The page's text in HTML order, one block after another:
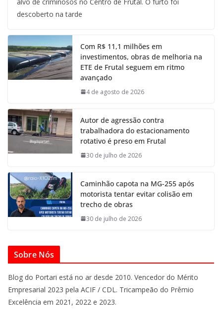
descoberto na tarde
Com R$ 11,1 milhões em
investimentos, obras de melhoria na
ETE de Frutal seguem em ritmo
avançado
4 de agosto de 2026
Autor de agressão contra
trabalhadora do estacionamento
rotativo é preso em Frutal
30 de julho de 2026
Caminhão capota na MG-255 após
motorista tentar evitar colisão em
trecho de obras
30 de julho de 2026
Sobre Nós
Blog do Portari está no ar desde 2010. Vencedor do Mérito
Empresarial 2023 pela ACIF / CDL. Tricampeão do Prêmio
Excelência em 2021, 2022 e 2023.